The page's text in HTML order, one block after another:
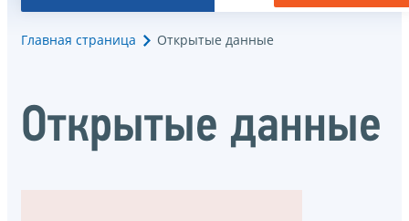
Главная страница Открытые данные
Открытые данные